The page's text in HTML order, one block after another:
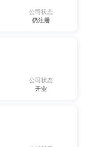
公司状态
仍注册
公司状态
开业